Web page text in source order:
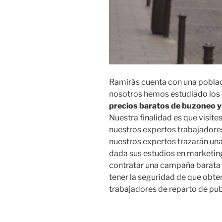
Ramirás cuenta con una
nosotros hemos estudiado
precios baratos de buzoneo
Nuestra finalidad es que
nuestros expertos
nuestros expertos trazarán
dada sus estudios en
contratar una campaña
tener la seguridad de que
trabajadores de reparto de